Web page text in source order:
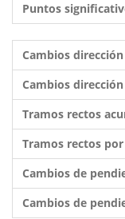
Puntos
Cambios
Cambios dirección
Tramos rectos
Tramos rectos por
Cambios de
Cambios de